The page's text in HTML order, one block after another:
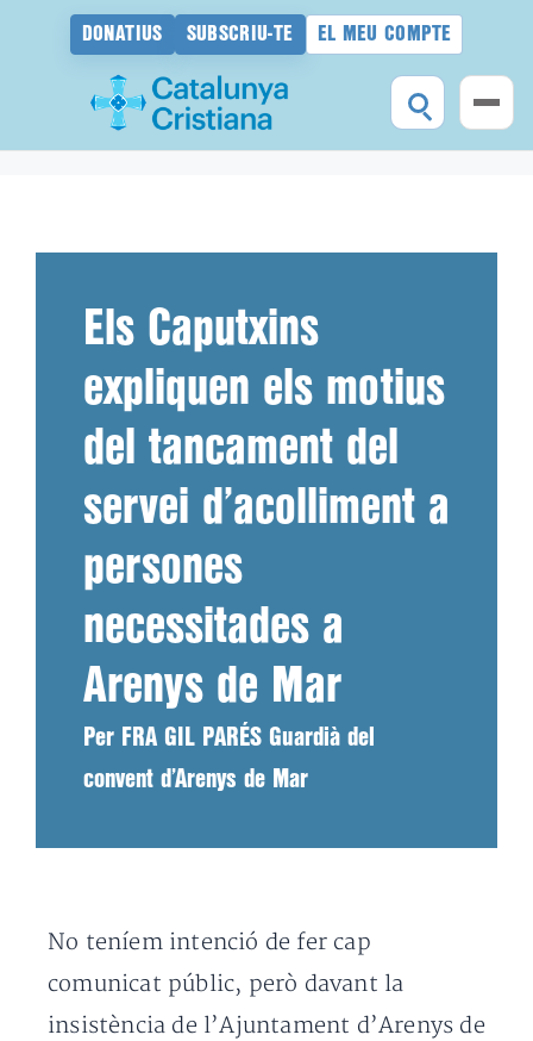
DONATIUS SUBSCRIU-TE EL MEU COMPTE
Els Caputxins
expliquen els motius
del tancament del
servei d’acolliment a
persones
necessitades a
Arenys de Mar
Per FRA GIL PARÉS Guardià del
convent d’Arenys de Mar
No teníem intenció de fer cap
comunicat públic, però davant la
insistència de l’Ajuntament d’Arenys de